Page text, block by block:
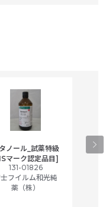
ノール_試薬特級
マーク認定品目]
131-01826
フイルム和光純
薬（株）
ア